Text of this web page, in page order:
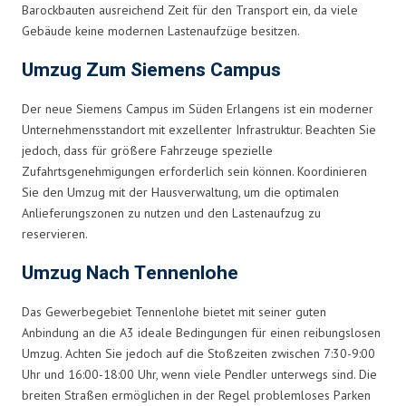
Barockbauten ausreichend Zeit für den Transport ein, da viele
Gebäude keine modernen Lastenaufzüge besitzen.
Umzug Zum Siemens Campus
Der neue Siemens Campus im Süden Erlangens ist ein moderner
Unternehmensstandort mit exzellenter Infrastruktur. Beachten Sie
jedoch, dass für größere Fahrzeuge spezielle
Zufahrtsgenehmigungen erforderlich sein können. Koordinieren
Sie den Umzug mit der Hausverwaltung, um die optimalen
Anlieferungszonen zu nutzen und den Lastenaufzug zu
reservieren.
Umzug Nach Tennenlohe
Das Gewerbegebiet Tennenlohe bietet mit seiner guten
Anbindung an die A3 ideale Bedingungen für einen reibungslosen
Umzug. Achten Sie jedoch auf die Stoßzeiten zwischen 7:30-9:00
Uhr und 16:00-18:00 Uhr, wenn viele Pendler unterwegs sind. Die
breiten Straßen ermöglichen in der Regel problemloses Parken